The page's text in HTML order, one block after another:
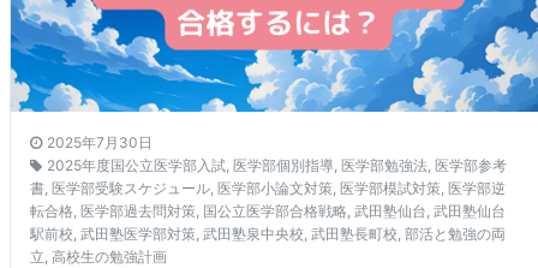
2025年7月30日
2025年度国公立医学部入試, 医学部個別指導, 医学部勉強法, 医学部参考
書, 医学部受験スケジュール, 医学部小論文対策, 医学部模試対策, 医学部逆
転合格, 医学部過去問対策, 国公立医学部合格戦略, 武田塾仙台, 武田塾仙台
駅前校, 武田塾医学部対策, 武田塾泉中央校, 武田塾長町校, 部活と勉強の両
立, 高校生の勉強計画